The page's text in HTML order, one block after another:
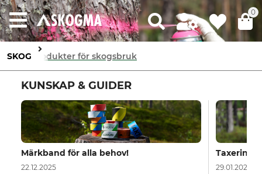
0
SKOG Produkter för skogsbruk
KUNSKAP & GUIDER
Märkband för alla behov!
22.12.2025
Taxering
29.01.2024